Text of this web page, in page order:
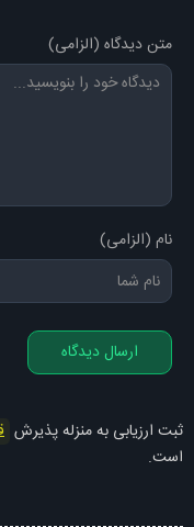
متن دیدگاه (الزامی)
نام (الزامی)
ارسال دیدگاه
ثبت ارزیابی به منزله پذیرش
است.